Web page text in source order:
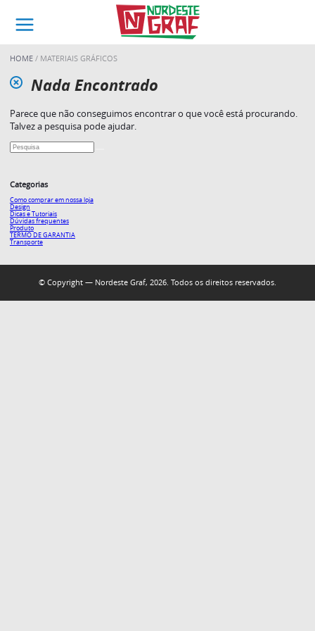
HOME MATERIAIS GRÁFICOS
Nada Encontrado
Parece que não conseguimos encontrar o que você está procurando.
Talvez a pesquisa pode ajudar.
Categorias
Como comprar em nossa loja
Design
Dicas e Tutoriais
Dúvidas frequentes
Produto
TERMO DE GARANTIA
Transporte
© Copyright — Nordeste Graf, 2026. Todos os direitos reservados.